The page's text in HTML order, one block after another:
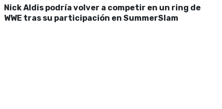
Nick Aldis podría volver a competir en un ring de
WWE tras su participación en SummerSlam